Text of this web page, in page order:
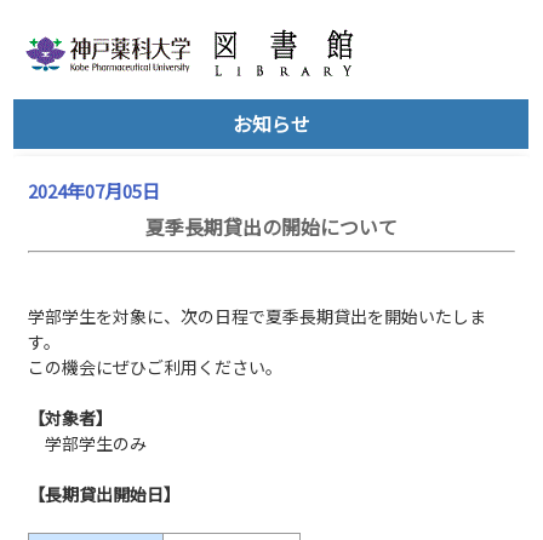
お知らせ
2024年07月05日
夏季長期貸出の開始について
学部学生を対象に、次の日程で夏季長期貸出を開始いたしま
す。
この機会にぜひご利用ください。
【対象者】
学部学生のみ
【長期貸出開始日】